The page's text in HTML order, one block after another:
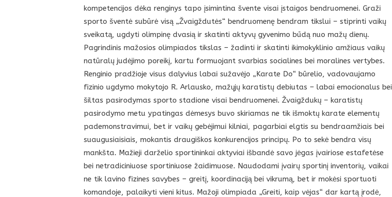
kompetencijos dėka renginys tapo įsimintina švente visai įstaigos bendruomenei. Graži
sporto šventė subūrė visą „Žvaigždutės“ bendruomenę bendram tikslui – stiprinti vaikų
sveikatą, ugdyti olimpinę dvasią ir skatinti aktyvų gyvenimo būdą nuo mažų dienų.
Pagrindinis mažosios olimpiados tikslas – žadinti ir skatinti ikimokyklinio amžiaus vaikų
natūralų judėjimo poreikį, kartu formuojant svarbias socialines bei moralines vertybes.
Renginio pradžioje visus dalyvius labai sužavėjo „Karate Do“ būrelio, vadovaujamo
fizinio ugdymo mokytojo R. Arlausko, mažųjų karatistų debiutas – labai emocionalus bei
šiltas pasirodymas sporto stadione visai bendruomenei. Žvaigždukų – karatistų
pasirodymo metu ypatingas dėmesys buvo skiriamas ne tik išmoktų karate elementų
pademonstravimui, bet ir vaikų gebėjimui kilniai, pagarbiai elgtis su bendraamžiais bei
suaugusiaisiais, mokantis draugiškos konkurencijos principų. Po to sekė bendra visų
mankšta. Mažieji darželio sportininkai aktyviai išbandė savo jėgas įvairiose estafetėse
bei netradiciniuose sportiniuose žaidimuose. Naudodami įvairų sportinį inventorių, vaikai
ne tik lavino fizines savybes – greitį, koordinaciją bei vikrumą, bet ir mokėsi sportuoti
komandoje, palaikyti vieni kitus. Mažoji olimpiada „Greiti, kaip vėjas“ dar kartą įrodė,